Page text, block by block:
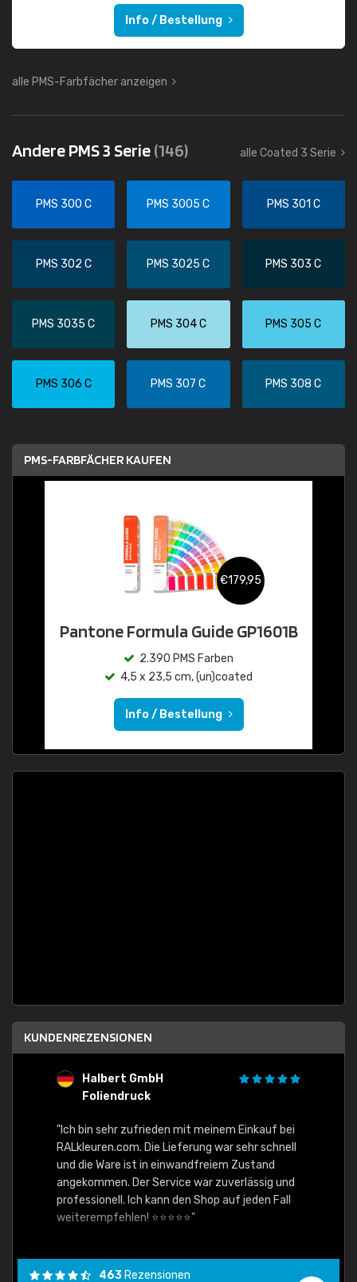
Info / Bestellung
alle PMS-Farbfächer anzeigen
Andere PMS 3 Serie(146) alle Coated 3 Serie
PMS 300 C PMS 3005 C PMS 301 C
PMS 302 C PMS 3025 C PMS 303 C
PMS 3035 C PMS 304 C PMS 305 C
PMS 306 C PMS 307 C PMS 308 C
PMS-FARBFÄCHER KAUFEN
€179,95
Pantone Formula Guide GP1601B
2.390 PMS Farben
4,5 x 23,5 cm, (un)coated
Info / Bestellung
KUNDENREZENSIONEN
Halbert GmbH
Foliendruck
"Ich bin sehr zufrieden mit meinem Einkauf bei
RALkleuren.com. Die Lieferung war sehr schnell
und die Ware ist in einwandfreiem Zustand
angekommen. Der Service war zuverlässig und
professionell. Ich kann den Shop auf jeden Fall
weiterempfehlen! ⭐⭐⭐⭐⭐"
463 Rezensionen